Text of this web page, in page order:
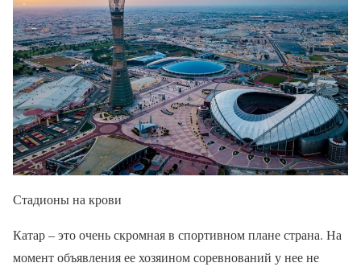
Стадионы на крови
Катар – это очень скромная в спортивном плане страна. На
момент объявления ее хозяином соревнований у нее не